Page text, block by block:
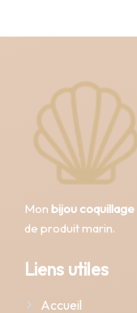
Mon bijou coquillage
de produit marin.
Liens utiles
Accueil